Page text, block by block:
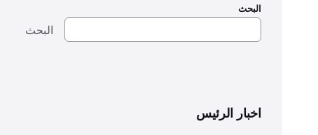
البحث
البحث
اخبار الرئيس